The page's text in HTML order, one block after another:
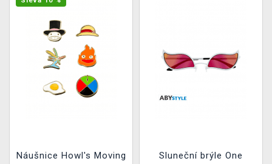
Náušnice Howl's Moving
Sluneční brýle One